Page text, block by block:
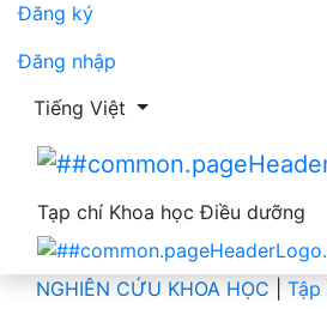
Đăng ký
Đăng nhập
Thay đổi ngôn ngữ. Ngôn ngữ
Tiếng Việt
Tạp chí Khoa học Điều dưỡng
NGHIÊN CỨU KHOA HỌC Tập